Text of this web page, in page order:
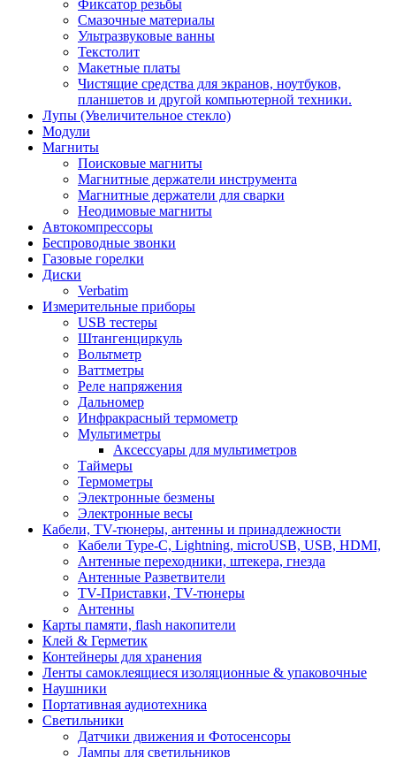
Фиксатор резьбы
Смазочные материалы
Ультразвуковые ванны
Текстолит
Макетные платы
Чистящие средства для экранов, ноутбуков,
планшетов и другой компьютерной техники.
Лупы (Увеличительное стекло)
Модули
Магниты
Поисковые магниты
Магнитные держатели инструмента
Магнитные держатели для сварки
Неодимовые магниты
Автокомпрессоры
Беспроводные звонки
Газовые горелки
Диски
Verbatim
Измерительные приборы
USB тестеры
Штангенциркуль
Вольтметр
Ваттметры
Реле напряжения
Дальномер
Инфракрасный термометр
Мультиметры
Аксессуары для мультиметров
Таймеры
Термометры
Электронные безмены
Электронные весы
Кабели, TV-тюнеры, антенны и принадлежности
Кабели Type-C, Lightning, microUSB, USB, HDMI,
Антенные переходники, штекера, гнезда
Антенные Разветвители
TV-Приставки, TV-тюнеры
Антенны
Карты памяти, flash накопители
Клей & Герметик
Контейнеры для хранения
Ленты самоклеящиеся изоляционные & упаковочные
Наушники
Портативная аудиотехника
Светильники
Датчики движения и Фотосенсоры
Лампы для светильников